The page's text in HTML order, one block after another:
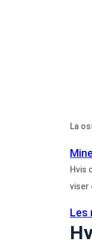
La
Hvis
viser
Les